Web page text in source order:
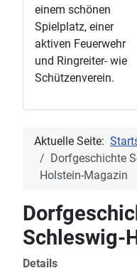
einem schönen
Spielplatz, einer
aktiven Feuerwehr
und Ringreiter- wie
Schützenverein.
Aktuelle Seite:
Dorfgeschichte
Holstein-Magazin
Schleswig-
Details